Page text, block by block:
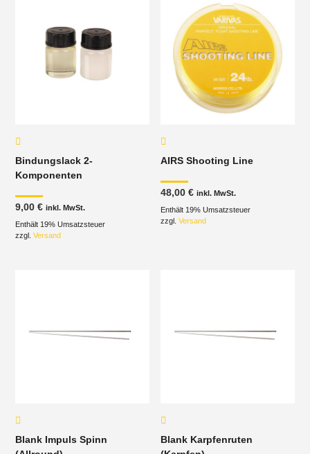
Bindungslack 2-
Komponenten
9,00€ inkl. MwSt.
Enthält 19% Umsatzsteuer
zzgl.Versand
AIRS Shooting Line
48,00€ inkl. MwSt.
Enthält 19% Umsatzsteuer
zzgl.Versand
Blank Impuls Spinn
Blank Karpfenruten